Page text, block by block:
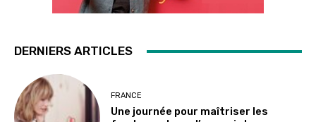
DERNIERS ARTICLES
FRANCE
Une journée pour maîtriser les